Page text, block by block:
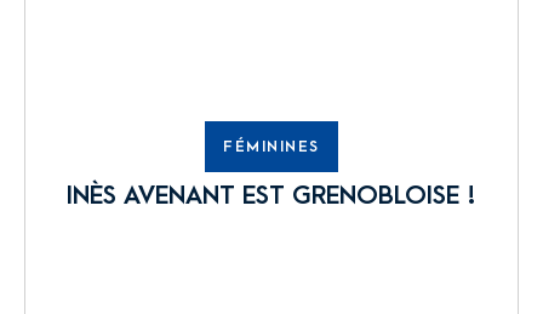
FÉMININES
INÈS AVENANT EST GRENOBLOISE !